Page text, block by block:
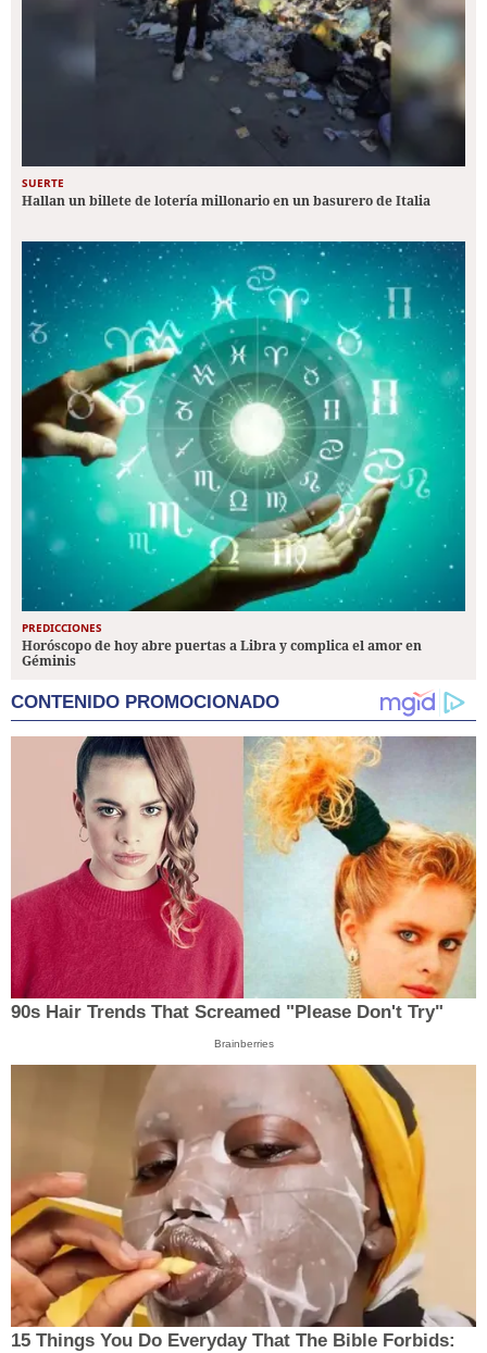
SUERTE
Hallan un billete de lotería millonario en un basurero de Italia
PREDICCIONES
Horóscopo de hoy abre puertas a Libra y complica el amor en
Géminis
CONTENIDO PROMOCIONADO
90s Hair Trends That Screamed "Please Don't Try"
Brainberries
15 Things You Do Everyday That The Bible Forbids: